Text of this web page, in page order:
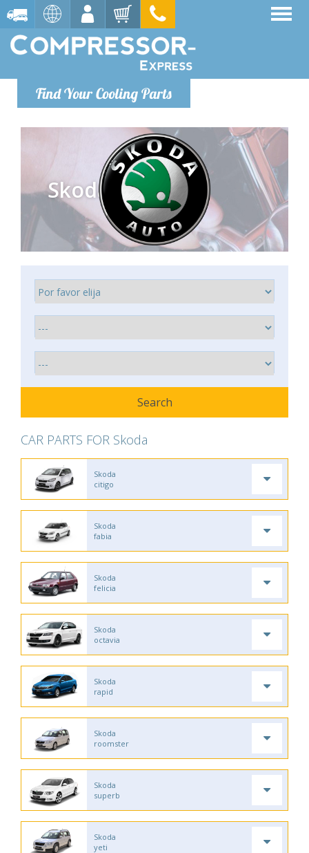
Find Your Cooling Parts
Skoda
CAR PARTS FOR Skoda
Skoda
citigo
Skoda
fabia
Skoda
felicia
Skoda
octavia
Skoda
rapid
Skoda
roomster
Skoda
superb
Skoda
yeti